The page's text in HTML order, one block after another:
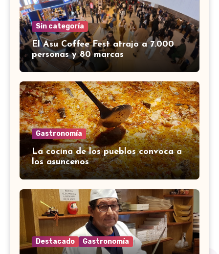
Sin categoría
El Asu Coffee Fest atrajo a 7.000
personas y 80 marcas
Gastronomía
La cocina de los pueblos convoca a
los asuncenos
Destacado Gastronomía